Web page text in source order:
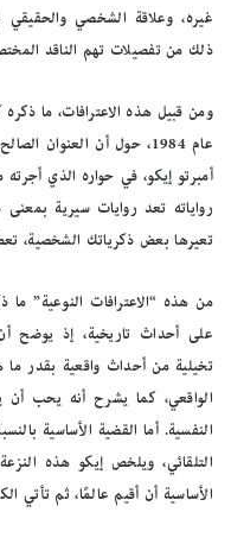
غيره، وعلاقة الشخصي والحقيقي
ذلك من تفصيلات تهم الناقد
ومن قبيل هذه الاعترافات، ما
عام 1984، حول أن
رواياته تعد روايات سيرية
تعيرها بعض ذكرياتك الشخصية،
من هذه “الاعترافات النوعية” ما
على أحداث تاريخية، إذ يوضح أن
تخيلية من أحداث واقعية بقدر
الواقعي، كما يشرح أنه يحب أن
النفسية. أما القضية الأساسية
التلقائي، ويلخص إيكو هذه
الأساسية أن أقيم عالمًا، ثم تأتي